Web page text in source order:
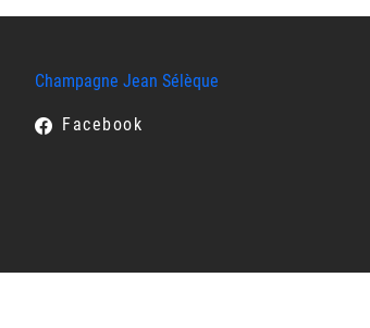
Champagne Jean Sélèque
Facebook